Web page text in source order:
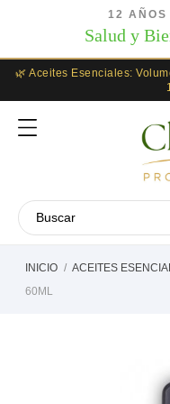
12 AÑOS
Salud y
🌿 Aceites Esenciales:
INICIO ACEITES
60ML